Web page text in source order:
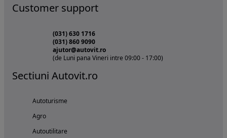
Customer support
(031) 630 1716
(031) 860 9090
ajutor@autovit.ro
(de Luni pana Vineri intre 09:00 - 17:00)
Sectiuni Autovit.ro
Autoturisme
Agro
Autoutilitare